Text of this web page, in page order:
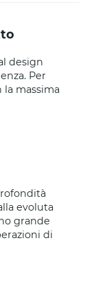
design
Per
massima
evoluta
grande
di